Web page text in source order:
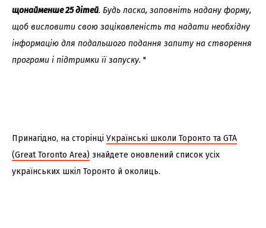
щонайменше 25 дітей. Будь ласка, заповніть надану форму,
щоб висловити свою зацікавленість та надати необхідну
інформацію для подальшого подання запиту на створення
програми і підтримки її запуску. "
Принагідно, на сторінці Українські школи Торонто та GTA
(Great Toronto Area) знайдете оновлений список усіх
українських шкіл Торонто й околиць.